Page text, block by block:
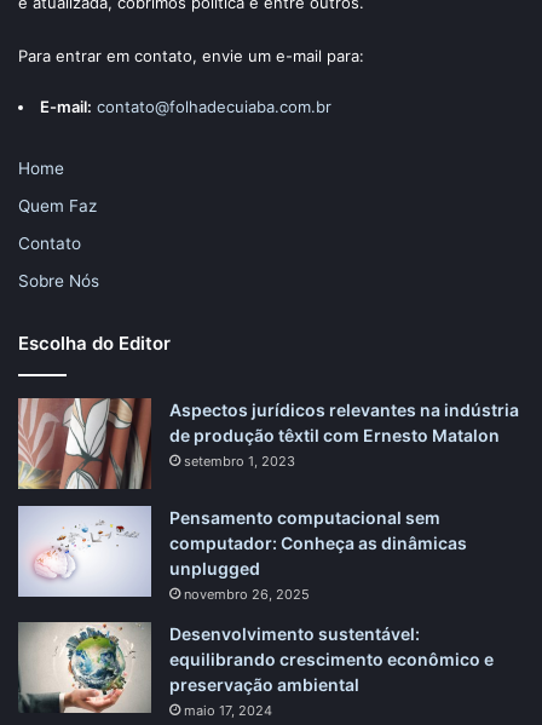
Para entrar em contato, envie um e-mail para:
E-mail: contato@folhadecuiaba.com.br
Home
Quem Faz
Contato
Sobre Nós
Escolha do Editor
Aspectos jurídicos relevantes na indústria
de produção têxtil com Ernesto Matalon
setembro 1, 2023
Pensamento computacional sem
computador: Conheça as dinâmicas
unplugged
novembro 26, 2025
Desenvolvimento sustentável:
equilibrando crescimento econômico e
preservação ambiental
maio 17, 2024